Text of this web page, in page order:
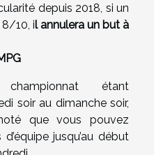
depuis 2018, si un
10, il annulera un but à
étant
soir au dimanche soir,
que vous pouvez
jusqu’au début